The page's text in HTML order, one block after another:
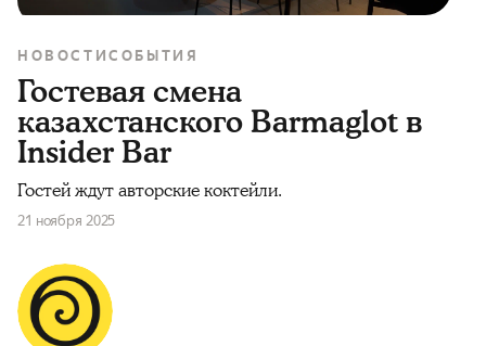
НОВОСТИСОБЫТИЯ
Гостевая смена
казахстанского Barmaglot в
Insider Bar
Гостей ждут авторские коктейли.
21 ноября 2025